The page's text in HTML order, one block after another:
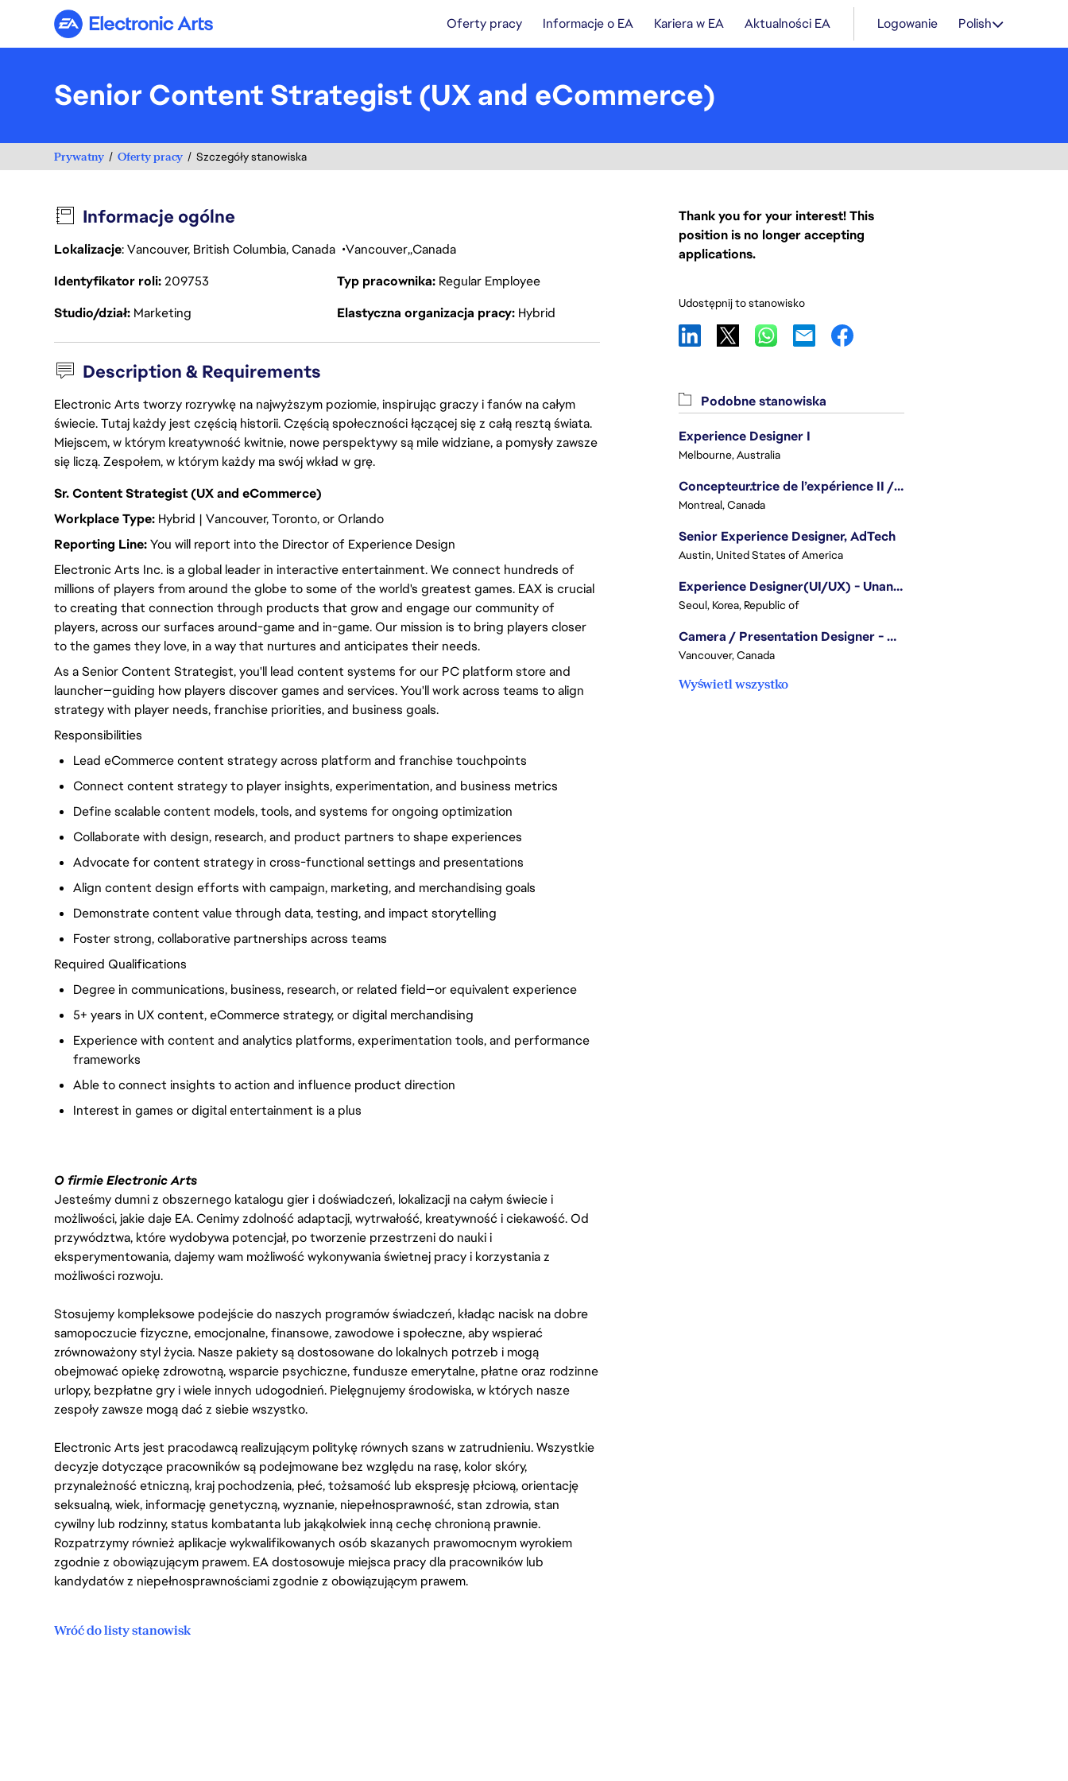
Electronic Arts Oferty pracy Informacje o EA Kariera w EA Aktualności EA Logowanie Polish
Senior Content Strategist (UX and eCommerce)
Prywatny Oferty pracy Szczegóły stanowiska
Informacje ogólne
Lokalizacje: Vancouver, British Columbia, Canada Vancouver Canada
Identyfikator roli209753 Typ pracownika Regular Employee
Studio/dział Marketing Elastyczna organizacja pracy Hybrid
Description & Requirements
Electronic Arts tworzy rozrywkę na najwyższym poziomie, inspirując graczy i fanów na całym
świecie. Tutaj każdy jest częścią historii. Częścią społeczności łączącej się z całą resztą świata.
Miejscem, w którym kreatywność kwitnie, nowe perspektywy są mile widziane, a pomysły zawsze
się liczą. Zespołem, w którym każdy ma swój wkład w grę.
Sr. Content Strategist (UX and eCommerce)
Workplace Type: Hybrid | Vancouver, Toronto, or Orlando
Reporting Line:You will report into the Director of Experience Design
Electronic Arts Inc. is a global leader in interactive entertainment. We connect hundreds of
millions of players from around the globe to some of the world's greatest games. EAX is crucial
to creating that connection through products that grow and engage our community of
players, across our surfaces around-game and in-game. Our mission is to bring players closer
to the games they love, in a way that nurtures and anticipates their needs.
As a Senior Content Strategist, you'll lead content systems for our PC platform store and
launcher—guiding how players discover games and services. You'll work across teams to align
strategy with player needs, franchise priorities, and business goals.
Responsibilities
Lead eCommerce content strategy across platform and franchise touchpoints
Connect content strategy to player insights, experimentation, and business metrics
Define scalable content models, tools, and systems for ongoing optimization
Collaborate with design, research, and product partners to shape experiences
Advocate for content strategy in cross-functional settings and presentations
Align content design efforts with campaign, marketing, and merchandising goals
Demonstrate content value through data, testing, and impact storytelling
Foster strong, collaborative partnerships across teams
Required Qualifications
Degree in communications, business, research, or related field—or equivalent experience
5+ years in UX content, eCommerce strategy, or digital merchandising
Experience with content and analytics platforms, experimentation tools, and performance
frameworks
Able to connect insights to action and influence product direction
Interest in games or digital entertainment is a plus
O firmie Electronic Arts
Jesteśmy dumni z obszernego katalogu gier i doświadczeń, lokalizacji na całym świecie i
możliwości, jakie daje EA. Cenimy zdolność adaptacji, wytrwałość, kreatywność i ciekawość. Od
przywództwa, które wydobywa potencjał, po tworzenie przestrzeni do nauki i
eksperymentowania, dajemy wam możliwość wykonywania świetnej pracy i korzystania z
możliwości rozwoju.
Stosujemy kompleksowe podejście do naszych programów świadczeń, kładąc nacisk na dobre
samopoczucie fizyczne, emocjonalne, finansowe, zawodowe i społeczne, aby wspierać
zrównoważony styl życia. Nasze pakiety są dostosowane do lokalnych potrzeb i mogą
obejmować opiekę zdrowotną, wsparcie psychiczne, fundusze emerytalne, płatne oraz rodzinne
urlopy, bezpłatne gry i wiele innych udogodnień. Pielęgnujemy środowiska, w których nasze
zespoły zawsze mogą dać z siebie wszystko.
Electronic Arts jest pracodawcą realizującym politykę równych szans w zatrudnieniu. Wszystkie
decyzje dotyczące pracowników są podejmowane bez względu na rasę, kolor skóry,
przynależność etniczną, kraj pochodzenia, płeć, tożsamość lub ekspresję płciową, orientację
seksualną, wiek, informację genetyczną, wyznanie, niepełnosprawność, stan zdrowia, stan
cywilny lub rodzinny, status kombatanta lub jakąkolwiek inną cechę chronioną prawnie.
Rozpatrzymy również aplikacje wykwalifikowanych osób skazanych prawomocnym wyrokiem
zgodnie z obowiązującym prawem. EA dostosowuje miejsca pracy dla pracowników lub
kandydatów z niepełnosprawnościami zgodnie z obowiązującym prawem.
Wróć do listy stanowisk
Thank you for your interest! This
position is no longer accepting
applications.
Udostępnij to stanowisko
Podobne stanowiska
Experience Designer I
Melbourne, Australia
Concepteur.trice de l’expérience II / Experience Designer II
Montreal, Canada
Senior Experience Designer, AdTech
Austin, United States of America
Experience Designer(UI/UX) - Unannounced Project
Seoul, Korea, Republic of
Camera / Presentation Designer - American Football
Vancouver, Canada
Wyświetl wszystko